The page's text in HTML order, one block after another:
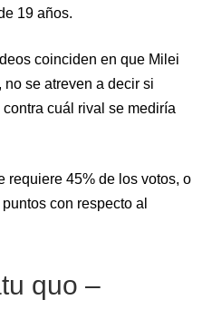
19 años.
coinciden en que Milei
se atreven a decir si
cuál rival se mediría
requiere 45% de los votos, o
con respecto al
quo –